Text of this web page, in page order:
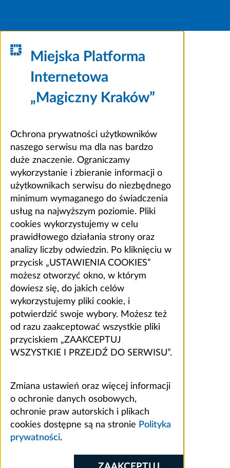
Miejska Platforma
Internetowa
„Magiczny Kraków”
Ochrona prywatności użytkowników
naszego serwisu ma dla nas bardzo
duże znaczenie. Ograniczamy
wykorzystanie i zbieranie informacji o
użytkownikach serwisu do niezbędnego
minimum wymaganego do świadczenia
usług na najwyższym poziomie. Pliki
cookies wykorzystujemy w celu
prawidłowego działania strony oraz
analizy liczby odwiedzin. Po kliknięciu w
przycisk „USTAWIENIA COOKIES”
możesz otworzyć okno, w którym
dowiesz się, do jakich celów
wykorzystujemy pliki cookie, i
potwierdzić swoje wybory. Możesz też
od razu zaakceptować wszystkie pliki
przyciskiem „ZAAKCEPTUJ
WSZYSTKIE I PRZEJDŹ DO SERWISU”.
Zmiana ustawień oraz więcej informacji
o ochronie danych osobowych,
ochronie praw autorskich i plikach
cookies dostępne są na stronie Polityka
prywatności.